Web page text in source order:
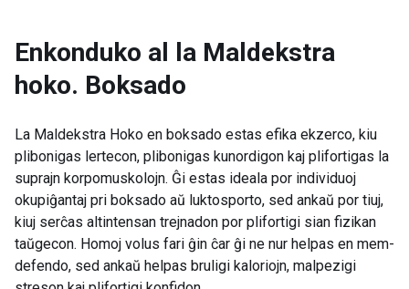
Enkonduko al la Maldekstra
hoko. Boksado
La Maldekstra Hoko en boksado estas efika ekzerco, kiu
plibonigas lertecon, plibonigas kunordigon kaj plifortigas la
suprajn korpomuskolojn. Ĝi estas ideala por individuoj
okupiĝantaj pri boksado aŭ luktosporto, sed ankaŭ por tiuj,
kiuj serĉas altintensan trejnadon por plifortigi sian fizikan
taŭgecon. Homoj volus fari ĝin ĉar ĝi ne nur helpas en mem-
defendo, sed ankaŭ helpas bruligi kaloriojn, malpezigi